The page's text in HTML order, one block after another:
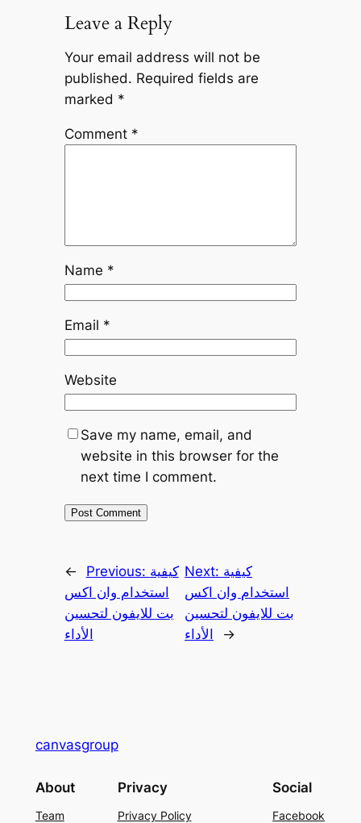
Leave a Reply
Your email address will not be
published. Required fields are
marked *
Comment *
Name *
Email *
Website
Save my name, email, and
website in this browser for the
next time I comment.
← Previous: كيفية
استخدام وان اكس
بت للايفون لتحسين
الأداء
Next: كيفية
استخدام وان اكس
بت للايفون لتحسين
الأداء
→
canvasgroup
About
Team
Privacy
Privacy Policy
Social
Facebook